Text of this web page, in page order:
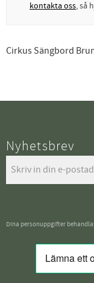
kontakta oss, så
Cirkus Sängbord
Nyhetsbrev
Dina personuppgifter